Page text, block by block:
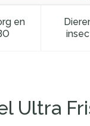
en
submenu voor
Ultra